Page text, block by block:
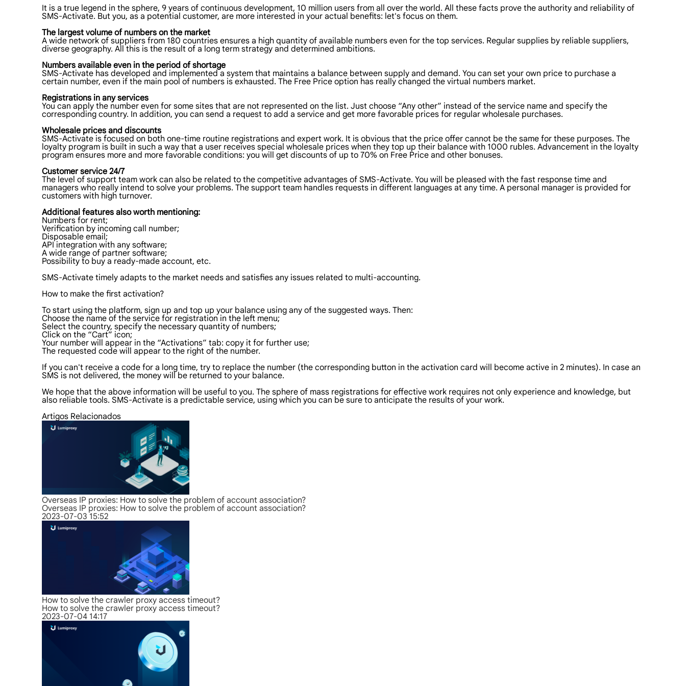
It is a true legend in the sphere, 9 years of continuous development, 10 million users from all over the world. All these facts prove the authority and reliability of
SMS-Activate. But you, as a potential customer, are more interested in your actual benefits: let's focus on them.
The largest volume of numbers on the market
A wide network of suppliers from 180 countries ensures a high quantity of available numbers even for the top services. Regular supplies by reliable suppliers,
diverse geography. All this is the result of a long term strategy and determined ambitions.
Numbers available even in the period of shortage
SMS-Activate has developed and implemented a system that maintains a balance between supply and demand. You can set your own price to purchase a
certain number, even if the main pool of numbers is exhausted. The Free Price option has really changed the virtual numbers market.
Registrations in any services
You can apply the number even for some sites that are not represented on the list. Just choose “Any other” instead of the service name and specify the
corresponding country. In addition, you can send a request to add a service and get more favorable prices for regular wholesale purchases.
Wholesale prices and discounts
SMS-Activate is focused on both one-time routine registrations and expert work. It is obvious that the price offer cannot be the same for these purposes. The
loyalty program is built in such a way that a user receives special wholesale prices when they top up their balance with 1000 rubles. Advancement in the loyalty
program ensures more and more favorable conditions: you will get discounts of up to 70% on Free Price and other bonuses.
Customer service 24/7
The level of support team work can also be related to the competitive advantages of SMS-Activate. You will be pleased with the fast response time and
managers who really intend to solve your problems. The support team handles requests in different languages at any time. A personal manager is provided for
customers with high turnover.
Additional features also worth mentioning:
Numbers for rent;
Verification by incoming call number;
Disposable email;
API integration with any software;
A wide range of partner software;
Possibility to buy a ready-made account, etc.
SMS-Activate timely adapts to the market needs and satisfies any issues related to multi-accounting.
How to make the first activation?
To start using the platform, sign up and top up your balance using any of the suggested ways. Then:
Choose the name of the service for registration in the left menu;
Select the country, specify the necessary quantity of numbers;
Click on the “Cart” icon;
Your number will appear in the “Activations” tab: copy it for further use;
The requested code will appear to the right of the number.
If you can't receive a code for a long time, try to replace the number (the corresponding button in the activation card will become active in 2 minutes). In case an
SMS is not delivered, the money will be returned to your balance.
We hope that the above information will be useful to you. The sphere of mass registrations for effective work requires not only experience and knowledge, but
also reliable tools. SMS-Activate is a predictable service, using which you can be sure to anticipate the results of your work.
Artigos Relacionados
Overseas IP proxies: How to solve the problem of account association?
Overseas IP proxies: How to solve the problem of account association?
2023-07-03 15:52
How to solve the crawler proxy access timeout?
How to solve the crawler proxy access timeout?
2023-07-04 14:17